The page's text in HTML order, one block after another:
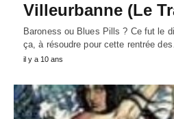
Villeurbanne (Le
Baroness ou Blues Pills ? Ce fut le
ça, à résoudre pour cette rentrée
il y a 10 ans